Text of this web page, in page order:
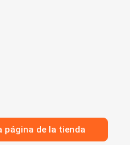
página de la tienda